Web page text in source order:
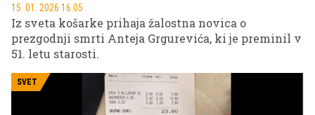
15. 01. 2026 16.05
Iz sveta košarke prihaja žalostna novica o
prezgodnji smrti Anteja Grgurevića, ki je preminil v
51. letu starosti.
SVET